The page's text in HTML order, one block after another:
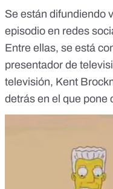
Se están difundiendo
episodio en redes
Entre ellas, se está
presentador de
televisión, Kent
detrás en el que pone